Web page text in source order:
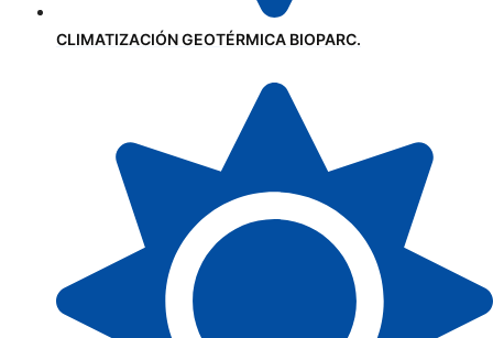
CLIMATIZACIÓN GEOTÉRMICA BIOPARC.